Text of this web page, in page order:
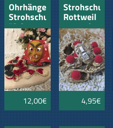
Ohrhänger
Strohschuhe
"Schwarzwald"
12,00€
Strohschuh
Rottweil
4cm mit
Klipp und
Nadel
4,95€